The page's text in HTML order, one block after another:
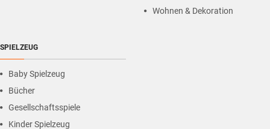
Wohnen & Dekoration
SPIELZEUG
Baby Spielzeug
Bücher
Gesellschaftsspiele
Kinder Spielzeug